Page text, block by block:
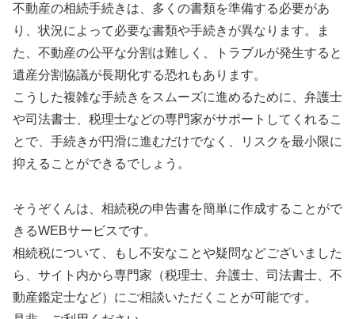
不動産の相続手続きは、多くの書類を準備する必要があ
り、状況によって必要な書類や手続きが異なります。ま
た、不動産の公平な分割は難しく、トラブルが発生すると
遺産分割協議が長期化する恐れもあります。
こうした複雑な手続きをスムーズに進めるために、弁護士
や司法書士、税理士などの専門家がサポートしてくれるこ
とで、手続きが円滑に進むだけでなく、リスクを最小限に
抑えることができるでしょう。
そうぞくんは、相続税の申告書を簡単に作成することがで
きるWEBサービスです。
相続税について、もし不安なことや疑問などございました
ら、サイト内から専門家（税理士、弁護士、司法書士、不
動産鑑定士など）にご相談いただくことが可能です。